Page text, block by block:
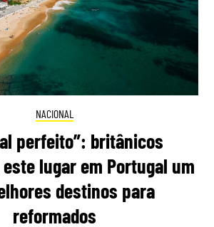
NACIONAL
perfeito”: britânicos
lugar em Portugal um
destinos para
reformados